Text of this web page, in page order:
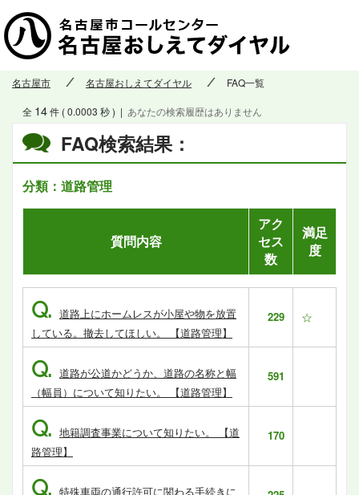
名古屋市 名古屋おしえてダイヤル FAQ一覧
FAQ検索結果：
分類：道路管理
全 14件 ( 0.0003 秒 ) | あなたの検索履歴はありません
質問内容
アク
セス
数
満足
度
Q. 道路上にホームレスが小屋や物を放置
している。撤去してほしい。 【道路管理】
229 ☆
Q. 道路が公道かどうか、道路の名称と幅
（幅員）について知りたい。 【道路管理】
591
Q. 地籍調査事業について知りたい。 【道
路管理】
170
Q. 特殊車両の通行許可に関わる手続きに